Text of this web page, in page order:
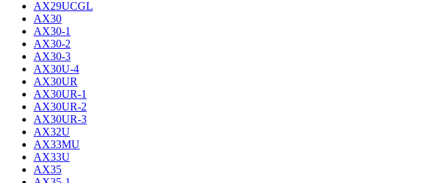
AX29UCGL
AX30
AX30-1
AX30-2
AX30-3
AX30U-4
AX30UR
AX30UR-1
AX30UR-2
AX30UR-3
AX32U
AX33MU
AX33U
AX35